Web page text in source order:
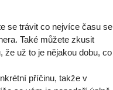
se trávit co nejvíce času se
Také můžete zkusit
že už to je nějakou dobu, co
příčinu, takže v